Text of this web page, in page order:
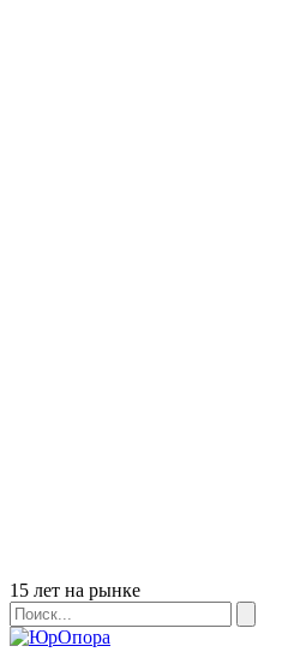
Бейдж
15 лет на рынке
Поиск
Поиск